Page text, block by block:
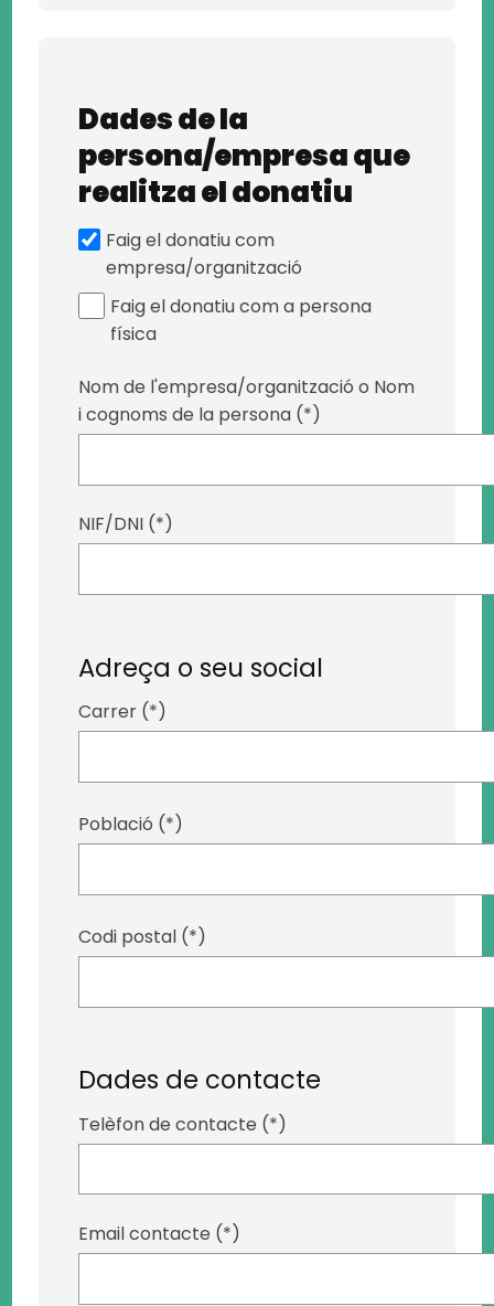
Dades de la
persona/empresa que
realitza el donatiu
Faig el donatiu com
empresa/organització
Faig el donatiu com a persona
física
Nom de l'empresa/organització o Nom
i cognoms de la persona (*)
NIF/DNI (*)
Adreça o seu social
Carrer (*)
Població (*)
Codi postal (*)
Dades de contacte
Telèfon de contacte (*)
Email contacte (*)